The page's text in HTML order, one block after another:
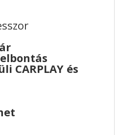
CARPLAY és